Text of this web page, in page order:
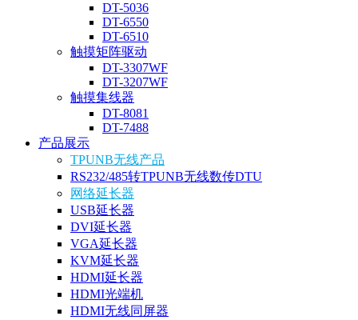
DT-5036
DT-6550
DT-6510
触摸矩阵驱动
DT-3307WF
DT-3207WF
触摸集线器
DT-8081
DT-7488
产品展示
TPUNB无线产品
RS232/485转TPUNB无线数传DTU
网络延长器
USB延长器
DVI延长器
VGA延长器
KVM延长器
HDMI延长器
HDMI光端机
HDMI无线同屏器